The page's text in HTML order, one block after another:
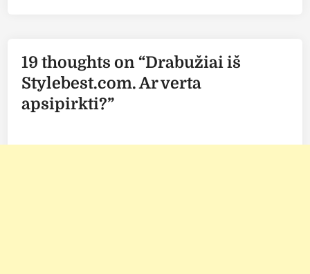
19 thoughts on “Drabužiai iš
Stylebest.com. Ar verta
apsipirkti?”